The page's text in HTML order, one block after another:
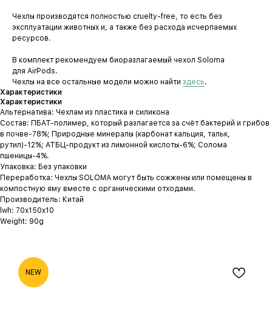
Чехлы производятся полностью cruelty-free, то есть без
эксплуатации животных и, а также без расхода исчерпаемых
ресурсов.
В комплект рекомендуем биоразлагаемый чехол Soloma
для AirPods.
Чехлы на все остальные модели можно найти здесь.
Характеристики
Характеристики
Альтернатива: Чехлам из пластика и силикона
Состав: ПБАТ-полимер, который разлагается за счёт бактерий и грибов
в почве-78%; Природные минералы (карбонат кальция, тальк,
рутил)-12%; АТБЦ-продукт из лимонной кислоты-6%; Солома
пшеницы-4%.
Упаковка: Без упаковки
Переработка: Чехлы SOLOMA могут быть сожжены или помещены в
компостную яму вместе с органическими отходами.
Производитель: Китай
lwh: 70x150x10
Weight: 90g
NEW